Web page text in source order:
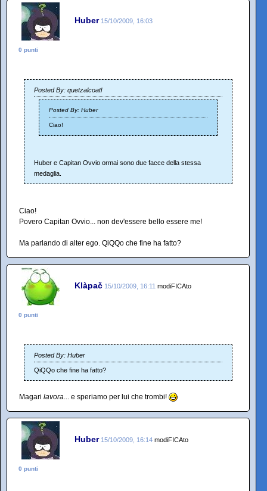
Huber 15/10/2009, 16:03
0 punti
Posted By: quetzalcoatl
Posted By: Huber
Ciao!
Huber e Capitan Ovvio ormai sono due facce della stessa
medaglia.
Ciao!
Povero Capitan Ovvio... non dev'essere bello essere me!
Ma parlando di alter ego. QiQQo che fine ha fatto?
Klàpač 15/10/2009, 16:11 modiFICAto
0 punti
Posted By: Huber
QiQQo che fine ha fatto?
Magari lavora... e speriamo per lui che trombi!
Huber 15/10/2009, 16:14 modiFICAto
0 punti